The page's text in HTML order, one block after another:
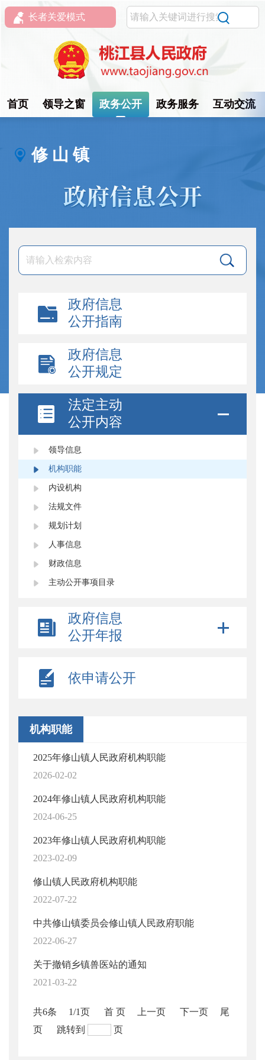
长者关爱模式
首页 领导之窗 政务公开 政务服务 互动交流
修 山 镇
政府信息
公开指南
政府信息
公开规定
法定主动
公开内容
领导信息
机构职能
内设机构
法规文件
规划计划
人事信息
财政信息
主动公开事项目录
政府信息
公开年报
依申请公开
机构职能
2025年修山镇人民政府机构职能
2026-02-02
2024年修山镇人民政府机构职能
2024-06-25
2023年修山镇人民政府机构职能
2023-02-09
修山镇人民政府机构职能
2022-07-22
中共修山镇委员会修山镇人民政府职能
2022-06-27
关于撤销乡镇兽医站的通知
2021-03-22
共6条 1/1页 首 页 上一页 下一页
尾
页
跳转到 页